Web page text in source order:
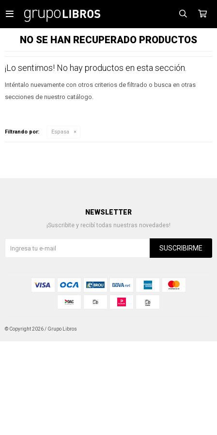

NO SE HAN RECUPERADO PRODUCTOS
¡Lo sentimos! No hay productos en esta sección.
Inténtalo nuevamente con otros criterios de filtrado o busca en otras
secciones de nuestro catálogo.
Filtrando por: Espasa
NEWSLETTER
¡Suscribite y recibí todas nuestras novedades!
SUSCRIBIRME
© Copyright 2026 / Grupo Libros